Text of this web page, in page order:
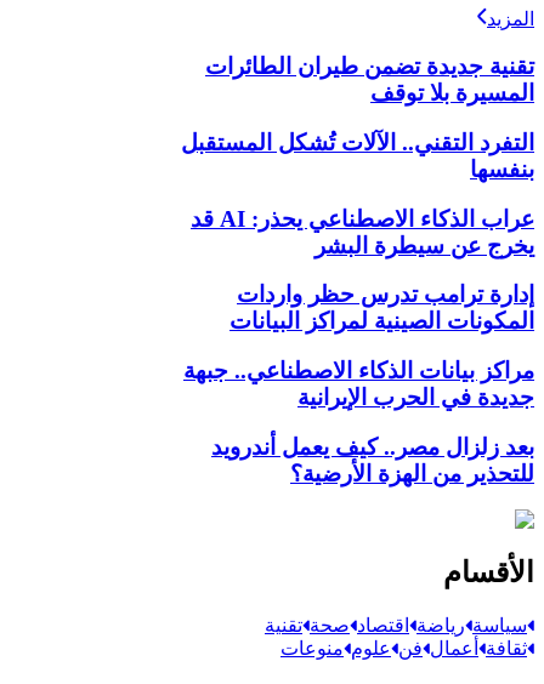
المزيد
تقنية جديدة تضمن طيران الطائرات
المسيرة بلا توقف
التفرد التقني.. الآلات تُشكل المستقبل
بنفسها
عراب الذكاء الاصطناعي يحذر: AI قد
يخرج عن سيطرة البشر
إدارة ترامب تدرس حظر واردات
المكونات الصينية لمراكز البيانات
مراكز بيانات الذكاء الاصطناعي.. جبهة
جديدة في الحرب الإيرانية
بعد زلزال مصر.. كيف يعمل أندرويد
للتحذير من الهزة الأرضية؟
الأقسام
سياسة رياضة اقتصاد صحة تقنية
ثقافة أعمال فن علوم منوعات